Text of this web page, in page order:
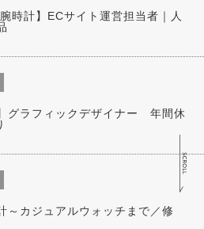
時計】ECサイト運営担当者｜人
グラフィックデザイナー 年間休
～カジュアルウォッチまで／修